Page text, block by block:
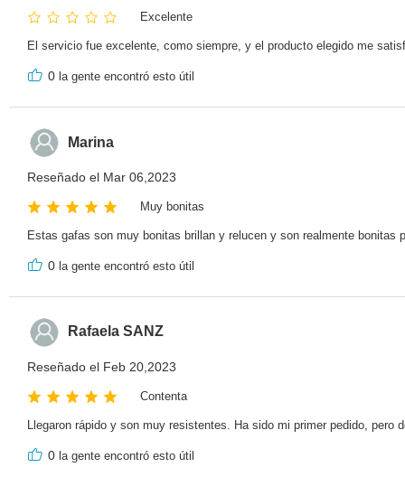
Excelente
El servicio fue excelente, como siempre, y el producto elegido me
0 la gente encontró esto útil
Marina
Reseñado el Mar 06,2023
Muy bonitas
Estas gafas son muy bonitas brillan y relucen y son realmente bonitas
0 la gente encontró esto útil
Rafaela SANZ
Reseñado el Feb 20,2023
Contenta
Llegaron rápido y son muy resistentes. Ha sido mi primer pedido,
0 la gente encontró esto útil